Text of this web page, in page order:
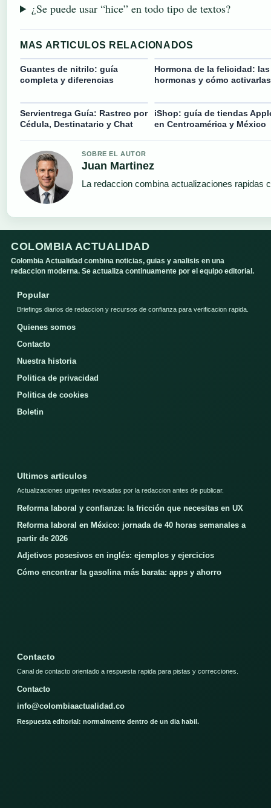
¿Se puede usar “hice” en todo tipo de textos?
MAS ARTICULOS RELACIONADOS
Guantes de nitrilo: guía
completa y diferencias
Hormona de la felicidad: las
hormonas y cómo activarlas
Servientrega Guía: Rastreo por
Cédula, Destinatario y Chat
iShop: guía de tiendas
en Centroamérica y México
SOBRE EL AUTOR
Juan Martinez
La redaccion combina actualizaciones rapidas
COLOMBIA ACTUALIDAD
Colombia Actualidad combina noticias, guias y analisis en una
redaccion moderna. Se actualiza continuamente por el equipo editorial.
Popular
Briefings diarios de redaccion y recursos de confianza para verificacion rapida.
Quienes somos
Contacto
Nuestra historia
Politica de privacidad
Politica de cookies
Boletin
Ultimos articulos
Actualizaciones urgentes revisadas por la redaccion antes de publicar.
Reforma laboral y confianza: la fricción que necesitas en UX
Reforma laboral en México: jornada de 40 horas semanales a
partir de 2026
Adjetivos posesivos en inglés: ejemplos y ejercicios
Cómo encontrar la gasolina más barata: apps y ahorro
Contacto
Canal de contacto orientado a respuesta rapida para pistas y correcciones.
Contacto
info@colombiaactualidad.co
Respuesta editorial: normalmente dentro de un dia habil.